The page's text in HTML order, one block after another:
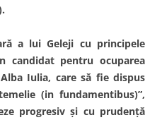
a lui Geleji cu principele
candidat pentru ocuparea
Iulia, care să fie dispus
(in fundamentibus)”,
progresiv şi cu prudenţă